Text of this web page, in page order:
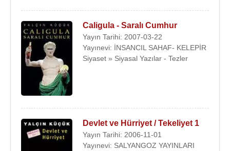
Caligula - Saralı Cumhur
Yayın Tarihi: 2007-03-22
Yayınevi: İNSANCIL SAHAF- KELEPİR
Siyaset » Siyasal Yazılar - Tezler
Devlet ve Hürriyet / Tekeliyet 1
Yayın Tarihi: 2006-11-01
Yayınevi: SALYANGOZ YAYINLARI